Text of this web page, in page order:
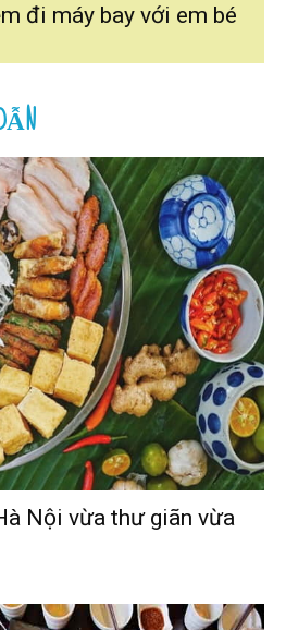
đi máy bay với em bé
Nội vừa thư giãn vừa